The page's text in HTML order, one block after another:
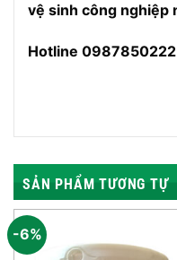
vệ sinh công nghiệp
Hotline 0987850222
SẢN PHẨM TƯƠNG TỰ
-6%